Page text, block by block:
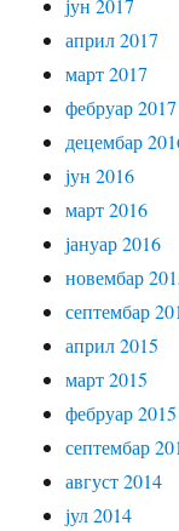
јун 2017
април 2017
март 2017
фебруар 2017
децембар
јун 2016
март 2016
јануар 2016
новембар
септембар
април 2015
март 2015
фебруар 2015
септембар
август 2014
јул 2014